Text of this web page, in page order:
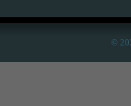
©